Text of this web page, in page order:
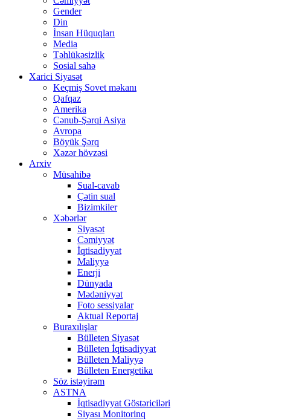
Gender
Din
İnsan Hüquqları
Media
Təhlükəsizlik
Sosial sahə
Xarici Siyasət
Keçmiş Sovet məkanı
Qafqaz
Amerika
Cənub-Şərqi Asiya
Avropa
Böyük Şərq
Xəzər hövzəsi
Arxiv
Müsahibə
Sual-cavab
Çətin sual
Bizimkiler
Xəbərlər
Siyasət
Cəmiyyət
İqtisadiyyat
Maliyyə
Enerji
Dünyada
Mədəniyyət
Foto sessiyalar
Aktual Reportaj
Buraxılışlar
Bülleten Siyasət
Bülleten İqtisadiyyat
Bülleten Maliyyə
Bülleten Energetika
Söz istəyirəm
ASTNA
İqtisadiyyat Göstəriciləri
Siyası Monitorinq